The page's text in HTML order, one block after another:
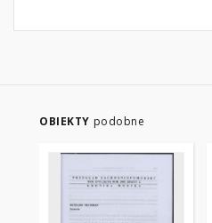
OBIEKTY podobne